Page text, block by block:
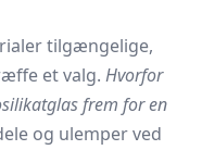
tilgængelige,
et valg. Hvorfor
frem for en
og ulemper ved